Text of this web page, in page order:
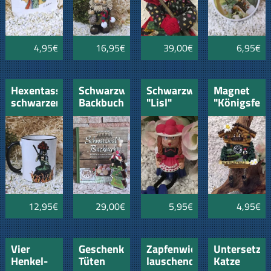
4,95€
Eichhörnchen
16,95€ 39,00€ 6,95€
Hexentasse
schwarzer
Rand
schwarzer
Henkel
12,95€
Schwarzwälder
Backbuch
mit
Kirschlikör
Bäumle
Magnet
Liebespaar
29,00€
Schwarzwaldmädl
"Lisl"
5,95€
Magnet
4,95€
Vier
Henkel-
Geschenk-
Tüten
Zapfenwichtele
lauschend
Untersetzer
Katze